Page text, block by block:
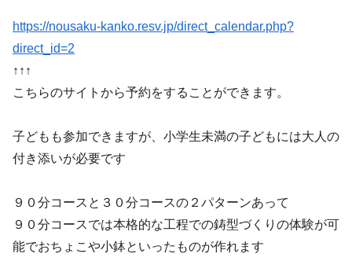
https://nousaku-kanko.resv.jp/direct_calendar.php?
direct_id=2
↑↑↑
こちらのサイトから予約をすることができます。
子どもも参加できますが、小学生未満の子どもには大人の
付き添いが必要です
９０分コースと３０分コースの２パターンあって
９０分コースでは本格的な工程での鋳型づくりの体験が可
能でおちょこや小鉢といったものが作れます